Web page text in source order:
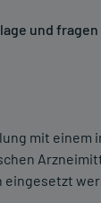
und
mit